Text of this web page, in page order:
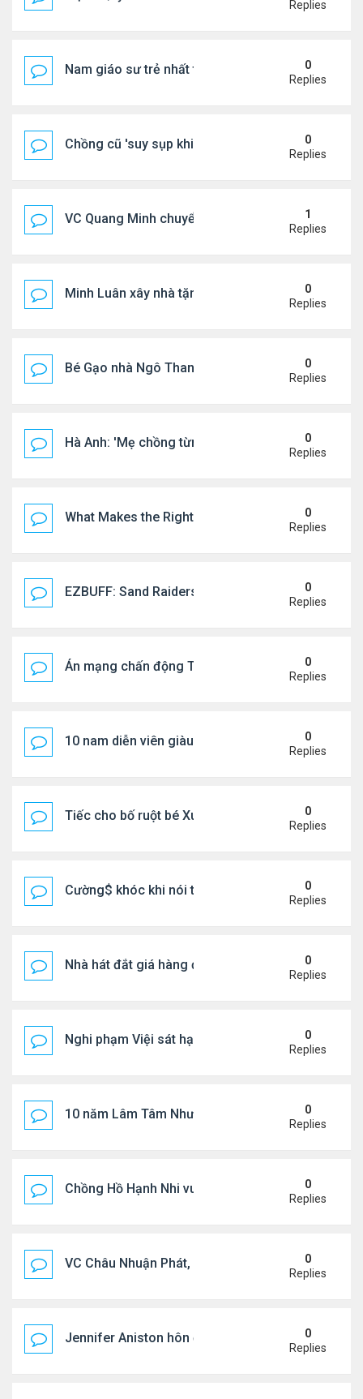
Replies
Nam giáo sư trẻ nhất thế giới ở tuổi 18
0
Replies
Chồng cũ 'suy sụp khi biết tin Nicole Kidman có
0
Replies
VC Quang Minh chuyển về tổ ấm
1
Replies
Minh Luân xây nhà tặng cha mẹ
0
Replies
Bé Gạo nhà Ngô Thanh Vân dễ thương trong tiệc
0
Replies
Hà Anh: 'Mẹ chồng từng ngạc nhiên vì tôi luôn trả
0
Replies
What Makes the Right Retail POS Matter?0
Replies
EZBUFF: Sand Raiders of Sophie Farming
0
Replies
Án mạng chấn động Thái lan: hai chị em người
0
Replies
10 nam diễn viên giàu nhất Trung Quốc 2026
0
Replies
Tiếc cho bố ruột bé Xuân Mai ở Mỹ
0
Replies
Cường$ khóc khi nói thật về hôn nhân
0
Replies
Nhà hát đắt giá hàng đầu tg ở VN
0
Replies
Nghi phạm Việi sát hại cụ bà 91 tuổi, phi tang xác
0
Replies
10 năm Lâm Tâm Như - Hoắc Kiến Hoa
0
Replies
Chồng Hồ Hạnh Nhi vui vẻ ôm người cũ của vợ
0
Replies
VC Châu Nhuận Phát, Lưu Gia Linh viếng vợ cũ ..
0
Replies
Jennifer Aniston hôn đắm đuối bạn trai trên du
0
Replies